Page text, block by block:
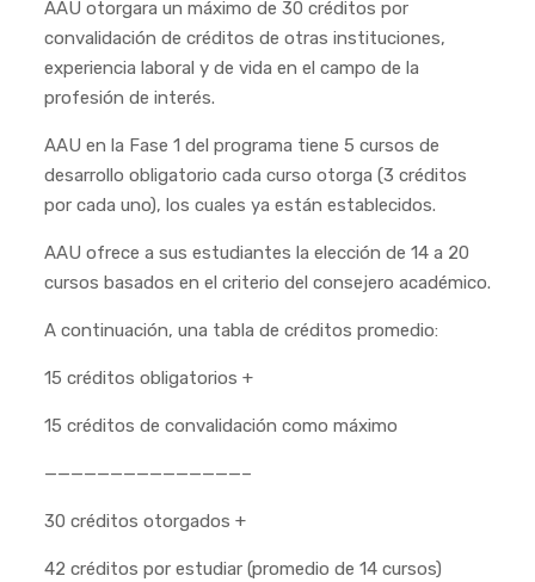
AAU otorgara un máximo de 30 créditos por
convalidación de créditos de otras instituciones,
experiencia laboral y de vida en el campo de la
profesión de interés.
AAU en la Fase 1 del programa tiene 5 cursos de
desarrollo obligatorio cada curso otorga (3 créditos
por cada uno), los cuales ya están establecidos.
AAU ofrece a sus estudiantes la elección de 14 a 20
cursos basados en el criterio del consejero académico.
A continuación, una tabla de créditos promedio:
15 créditos obligatorios +
15 créditos de convalidación como máximo
———————————————–
30 créditos otorgados +
42 créditos por estudiar (promedio de 14 cursos)